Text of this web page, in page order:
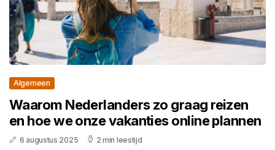
Algemeen
Waarom Nederlanders zo graag reizen
en hoe we onze vakanties online plannen
6 augustus 2025 2 min leestijd